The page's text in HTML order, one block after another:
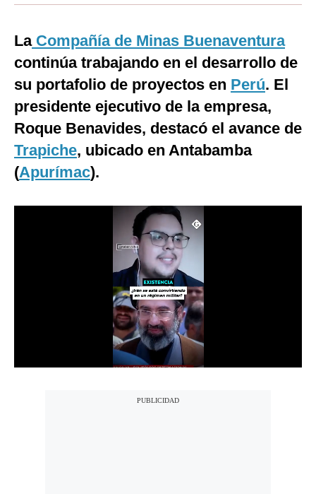
Internacional
Tecnología
Club del Suscriptor
Mix
G de Gestión
gestion.pe
LaCompañía de Minas Buenaventura
continúa trabajando en el desarrollo de
su portafolio de proyectos en Perú. El
presidente ejecutivo de la empresa,
Roque Benavides, destacó el avance de
Trapiche, ubicado en Antabamba
(Apurímac).